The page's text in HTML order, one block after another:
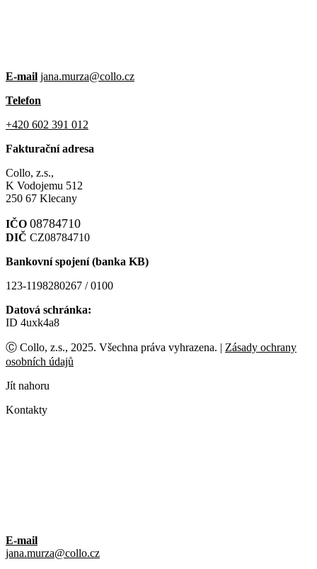
E-mail jana.murza@collo.cz
Telefon
+420 602 391 012
Fakturační adresa
Collo, z.s.,
K Vodojemu 512
250 67 Klecany
IČO 08784710
DIČ CZ08784710
Bankovní spojení (banka KB)
123-1198280267 / 0100
Datová schránka:
ID 4uxk4a8
Ⓒ Collo, z.s., 2025. Všechna práva vyhrazena. | Zásady ochrany
osobních údajů
Jít nahoru
Kontakty
E-mail
jana.murza@collo.cz